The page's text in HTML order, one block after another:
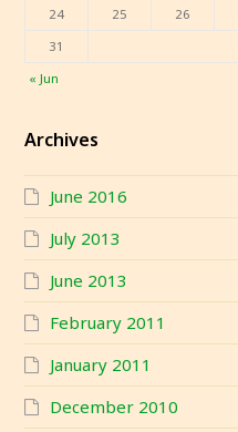
« Jun
24
25 26
31
Archives
June 2016
July 2013
June 2013
February 2011
January 2011
December 2010